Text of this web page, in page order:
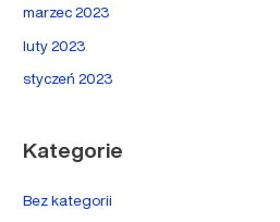
marzec 2023
luty 2023
styczeń 2023
Kategorie
Bez kategorii